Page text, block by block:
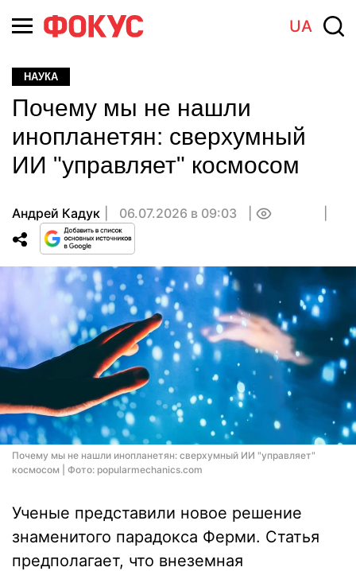
UA
НАУКА
Почему мы не нашли
инопланетян: сверхумный
ИИ "управляет" космосом
Андрей Кадук 06.07.2026 в 09:03
Почему мы не нашли инопланетян: сверхумный ИИ "управляет"
космосом | Фото: popularmechanics.com
Ученые представили новое решение
знаменитого парадокса Ферми. Статья
предполагает, что внеземная